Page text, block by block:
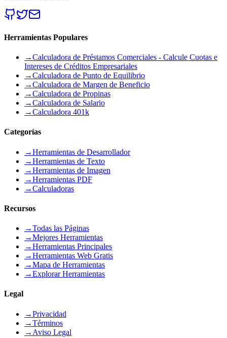
Herramientas Populares
→Calculadora de Préstamos Comerciales - Calcule Cuotas e
Intereses de Créditos Empresariales
→Calculadora de Punto de Equilibrio
→Calculadora de Margen de Beneficio
→Calculadora de Propinas
→Calculadora de Salario
→Calculadora 401k
Categorías
→Herramientas de Desarrollador
→Herramientas de Texto
→Herramientas de Imagen
→Herramientas PDF
→Calculadoras
Recursos
→Todas las Páginas
→Mejores Herramientas
→Herramientas Principales
→Herramientas Web Gratis
→Mapa de Herramientas
→Explorar Herramientas
Legal
→Privacidad
→Términos
→ Aviso Legal